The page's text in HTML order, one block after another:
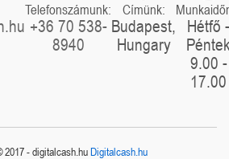
Telefonszámunk:
+36 70 538-
8940
Címünk:
Budapest,
Hungary
Hétfő -
9.00 -
17.00
2017 - digitalcash.huDigitalcash.hu